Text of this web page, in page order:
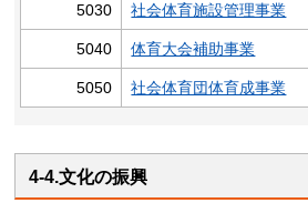
5030 社会体育施設管理事業
5040 体育大会補助事業
5050 社会体育団体育成事業
4-4.文化の振興